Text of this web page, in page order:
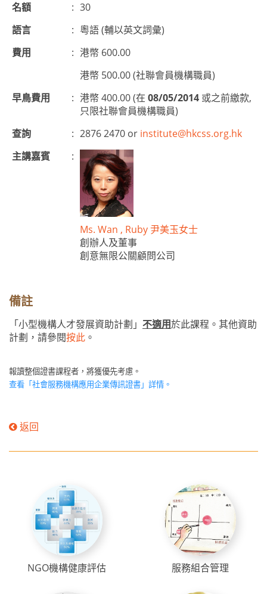
名額
: 30
語言
: 粵語 (輔以英文詞彙)
費用
: 港幣 600.00
港幣 500.00 (社聯會員機構職員)
早鳥費用
: 港幣 400.00 (在 08/05/2014 或之前繳款,
只限社聯會員機構職員)
查詢
: 2876 2470 or institute@hkcss.org.hk
主講嘉賓
:
Ms. Wan , Ruby 尹美玉女士
創辦人及董事
創意無限公關顧問公司
備註
「小型機構人才發展資助計劃」 不適用於此課程。其他資助
計劃，請參閱按此 。
報讀整個證書課程者，將獲優先考慮。
查看「社會服務機構應用企業傳訊證書」 詳情。
返回
NGO機構健康評估 服務組合管理